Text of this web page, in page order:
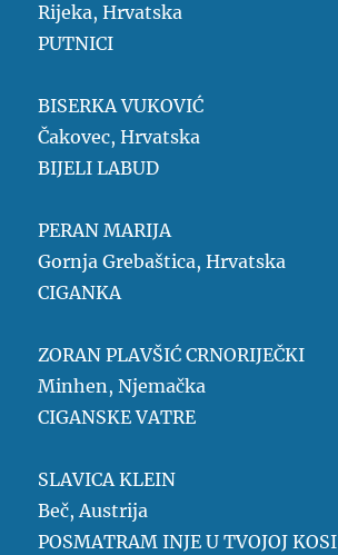
Rijeka, Hrvatska
PUTNICI
BISERKA VUKOVIĆ
Čakovec, Hrvatska
BIJELI LABUD
PERAN MARIJA
Gornja Grebaštica, Hrvatska
CIGANKA
ZORAN PLAVŠIĆ CRNORIJEČKI
Minhen, Njemačka
CIGANSKE VATRE
SLAVICA KLEIN
Beč, Austrija
POSMATRAM INJE U TVOJOJ KOSI